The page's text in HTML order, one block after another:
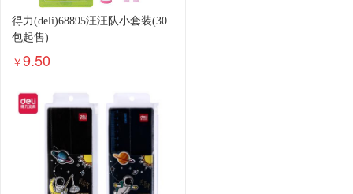
得力(deli)68895汪汪队小套装(30
包起售)
￥9.50